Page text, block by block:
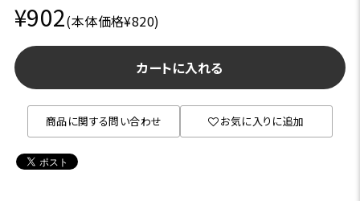
¥902(本体価格¥820)
カートに入れる
商品に関する問い合わせ お気に入りに追加